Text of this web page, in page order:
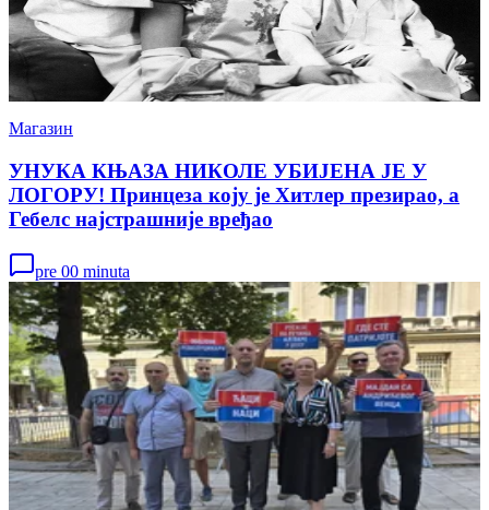
Магазин
УНУКА КЊАЗА НИКОЛЕ УБИЈЕНА ЈЕ У
ЛОГОРУ! Принцеза коју је Хитлер презирао, а
Гебелс најстрашније вређао
pre 00 minuta